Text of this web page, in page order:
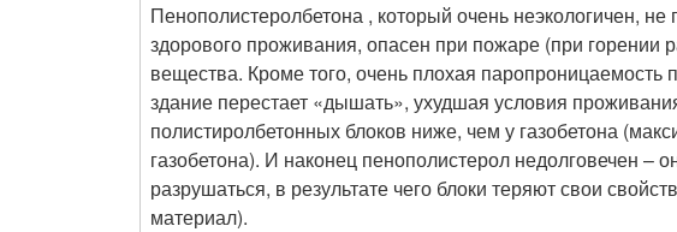
Пенополистеролбетона , который очень неэкологичен,
здорового проживания, опасен при пожаре (при горении
вещества. Кроме того, очень плохая паропроницаемость
здание перестает «дышать», ухудшая условия
полистиролбетонных блоков ниже, чем у газобетона
газобетона). И наконец пенополистерол недолговечен –
разрушаться, в результате чего блоки теряют свои
материал).